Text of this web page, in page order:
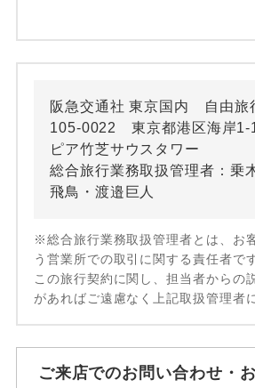
阪急交通社 東京国内 自由旅
105-0022 東京都港区海岸
ピア竹芝サウスタワー
総合旅行業務取扱管理者：乗
飛鳥・渡邉巨人
※総合旅行業務取扱管理者とは、お
う営業所での取引に関する責任者です
この旅行契約に関し、担当者からの
があればご遠慮なく上記取扱管理者
ご来店でのお問い合わせ・